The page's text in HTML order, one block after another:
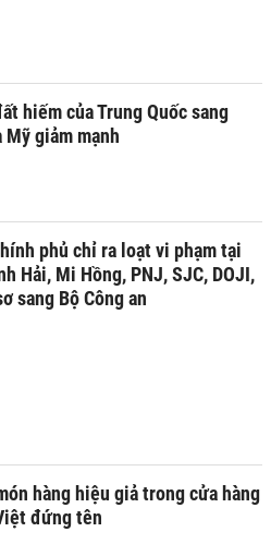
hiếm của Trung Quốc sang
Mỹ giảm mạnh
phủ chỉ ra loạt vi phạm tại
Hải, Mi Hồng, PNJ, SJC, DOJI,
sang Bộ Công an
hàng hiệu giả trong cửa hàng
đứng tên